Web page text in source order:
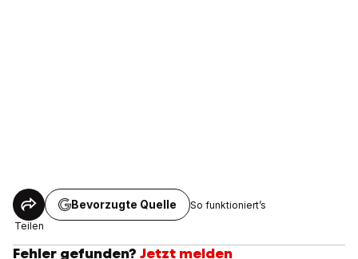
Teilen
Bevorzugte Quelle So funktioniert’s
Fehler gefunden? Jetzt melden